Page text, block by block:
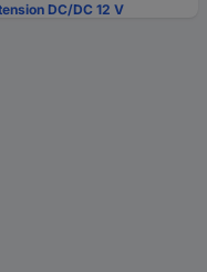
DC/DC 12 V